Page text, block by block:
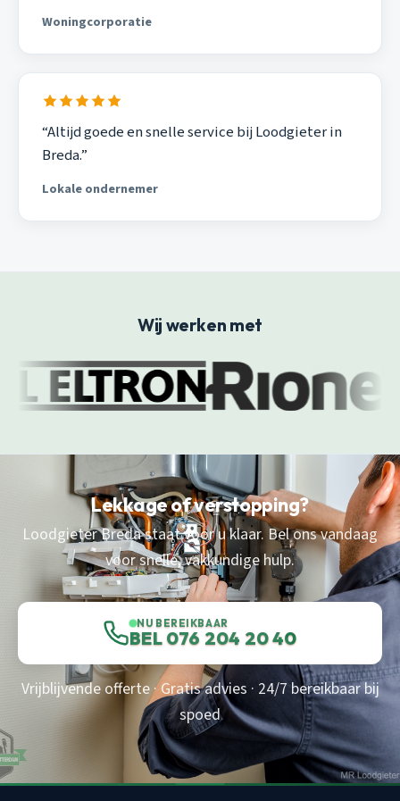
Woningcorporatie
“Altijd goede en snelle service bij Loodgieter in
Breda.”
Lokale ondernemer
Wij werken met
Lekkage of verstopping?
Loodgieter Breda staat voor u klaar. Bel ons vandaag
voor snelle, vakkundige hulp.
NU BEREIKBAAR
BEL 076 204 20 40
Vrijblijvende offerte · Gratis advies · 24/7 bereikbaar bij
spoed